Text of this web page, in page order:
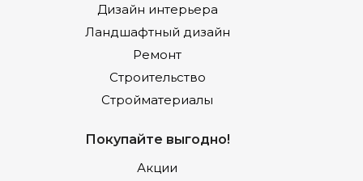
Дизайн интерьера
Ландшафтный дизайн
Ремонт
Строительство
Стройматериалы
Покупайте выгодно!
Акции